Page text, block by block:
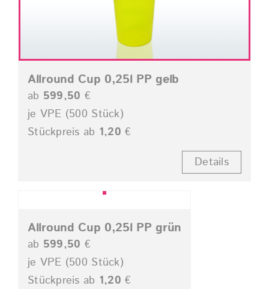
Allround Cup 0,25l PP gelb
ab 599,50 €
je VPE (500 Stück)
Stückpreis ab 1,20 €
Details
Allround Cup 0,25l PP grün
ab 599,50 €
je VPE (500 Stück)
Stückpreis ab 1,20 €